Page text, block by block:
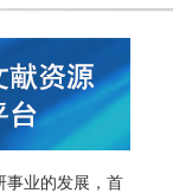
事业的发展，首